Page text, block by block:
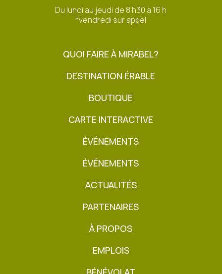
Du lundi au jeudi de 8 h30 à 16 h
*vendredi sur appel
QUOI FAIRE À MIRABEL?
DESTINATION ÉRABLE
BOUTIQUE
CARTE INTERACTIVE
ÉVÉNEMENTS
ÉVÉNEMENTS
ACTUALITÉS
PARTENAIRES
À PROPOS
EMPLOIS